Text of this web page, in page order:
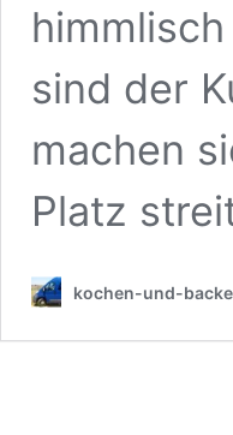
sind der
machen
Platz
kochen-und-